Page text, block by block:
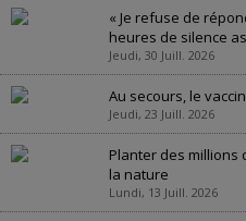
« Je refuse de
heures de silence
Jeudi, 30 Juill. 2026
Au secours, le
Jeudi, 23 Juill. 2026
Planter des
la nature
Lundi, 13 Juill. 2026